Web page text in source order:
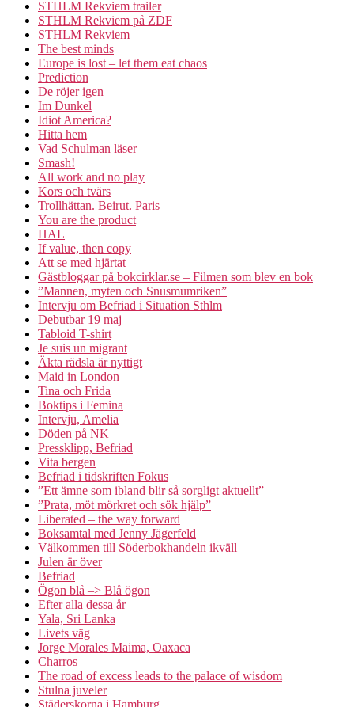
STHLM Rekviem trailer
STHLM Rekviem på ZDF
STHLM Rekviem
The best minds
Europe is lost – let them eat chaos
Prediction
De röjer igen
Im Dunkel
Idiot America?
Hitta hem
Vad Schulman läser
Smash!
All work and no play
Kors och tvärs
Trollhättan. Beirut. Paris
You are the product
HAL
If value, then copy
Att se med hjärtat
Gästbloggar på bokcirklar.se – Filmen som blev en bok
”Mannen, myten och Snusmumriken”
Intervju om Befriad i Situation Sthlm
Debutbar 19 maj
Tabloid T-shirt
Je suis un migrant
Äkta rädsla är nyttigt
Maid in London
Tina och Frida
Boktips i Femina
Intervju, Amelia
Döden på NK
Pressklipp, Befriad
Vita bergen
Befriad i tidskriften Fokus
”Ett ämne som ibland blir så sorgligt aktuellt”
”Prata, möt mörkret och sök hjälp”
Liberated – the way forward
Boksamtal med Jenny Jägerfeld
Välkommen till Söderbokhandeln ikväll
Julen är över
Befriad
Ögon blå –> Blå ögon
Efter alla dessa år
Yala, Sri Lanka
Livets väg
Jorge Morales Maima, Oaxaca
Charros
The road of excess leads to the palace of wisdom
Stulna juveler